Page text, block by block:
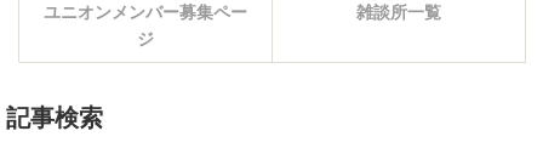
ユニオンメンバー募集ペー
ジ
雑談所一覧
記事検索